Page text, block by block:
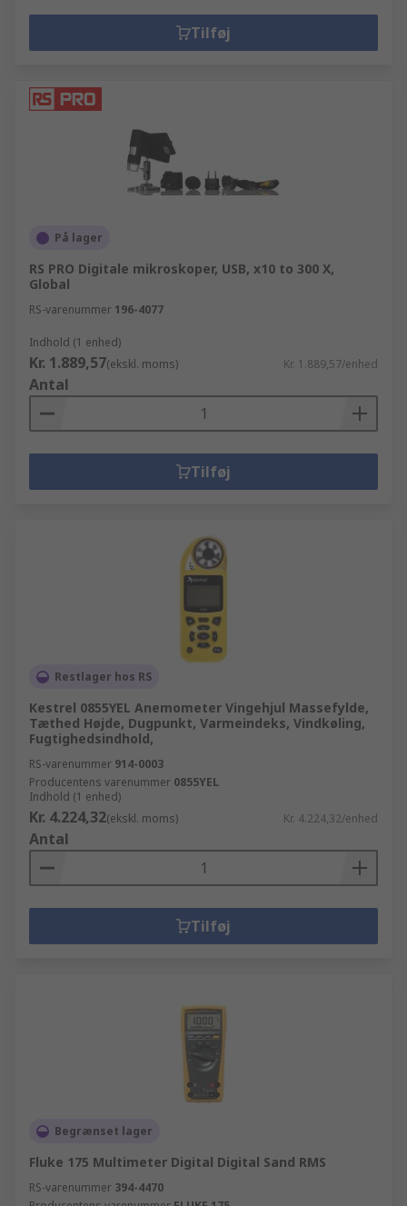
Tilføj
På lager
RS PRO Digitale mikroskoper, USB, x10 to 300 X,
Global
RS-varenummer 196-4077
Indhold (1 enhed)
Kr. 1.889,57(ekskl. moms) Kr. 1.889,57/enhed
Antal
Tilføj
Restlager hos RS
Kestrel 0855YEL Anemometer Vingehjul Massefylde,
Tæthed Højde, Dugpunkt, Varmeindeks, Vindkøling,
Fugtighedsindhold,
RS-varenummer 914-0003
Producentens varenummer 0855YEL
Indhold (1 enhed)
Kr. 4.224,32(ekskl. moms) Kr. 4.224,32/enhed
Antal
Tilføj
Begrænset lager
Fluke 175 Multimeter Digital Digital Sand RMS
RS-varenummer 394-4470